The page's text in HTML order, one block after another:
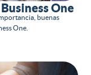
One
buenas
One.